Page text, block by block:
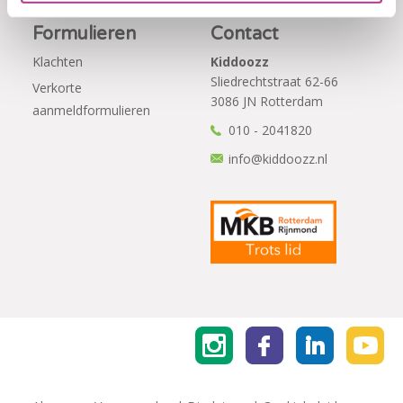
Formulieren
Klachten
Verkorte
aanmeldformulieren
Contact
Kiddoozz
Sliedrechtstraat 62-66
3086 JN Rotterdam
010 - 2041820
info@kiddoozz.nl